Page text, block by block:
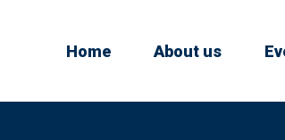
Home About us